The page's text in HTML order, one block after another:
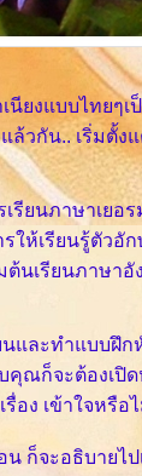
นียงแบบไทยๆเ
ล้วกัน.. เริ่มตั้ง
รียนภาษาเยอร
ให้เรียนรู้ตัวอั
นเรียนภาษาอั
และทำแบบฝึก
คุณก็จะต้องเปิ
อง เข้าใจหรือ
ก็จะอธิบายไป